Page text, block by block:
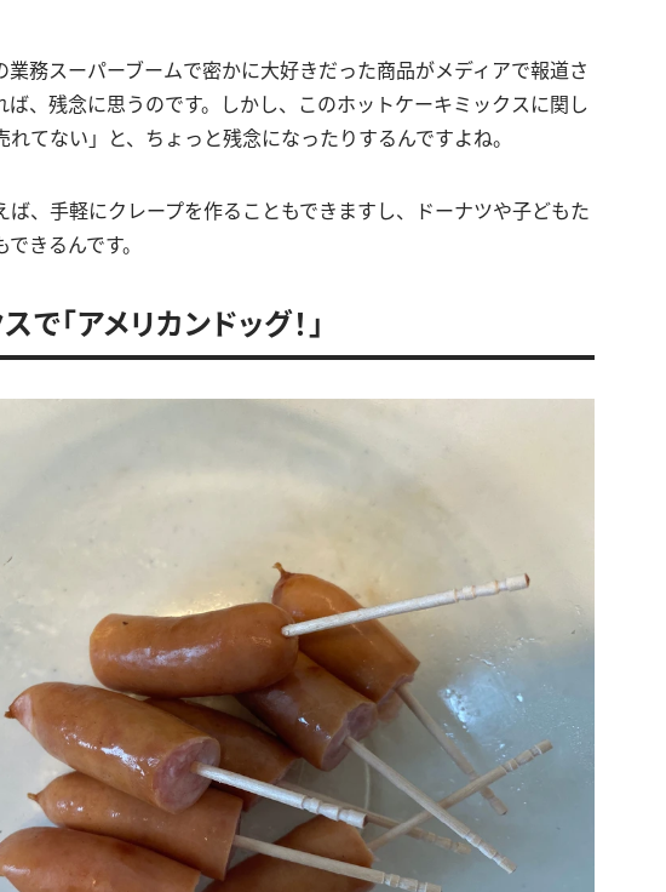
務スーパーブームで密かに大好きだった商品がメディアで報道さ
ば、残念に思うのです。しかし、このホットケーキミックスに関し
てない」と、ちょっと残念になったりするんですよね。
、手軽にクレープを作ることもできますし、ドーナツや子どもた
きるんです。
で「アメリカンドッグ！」